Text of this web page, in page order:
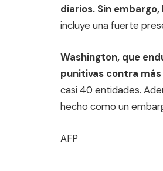
diarios. Sin
incluye una fuerte
Washington, que
punitivas contra
casi 40 entidades.
hecho como un
AFP